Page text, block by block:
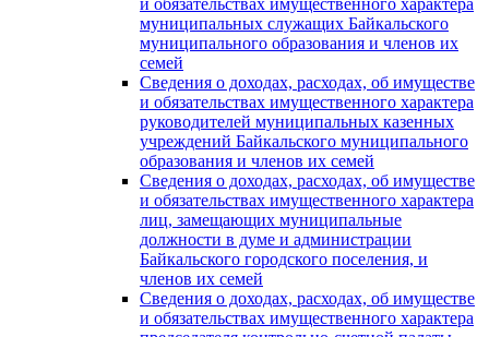
муниципальных служащих Байкальского
муниципального образования и членов их
семей
Сведения о доходах, расходах, об имуществе
и обязательствах имущественного характера
руководителей муниципальных казенных
учреждений Байкальского муниципального
образования и членов их семей
Сведения о доходах, расходах, об имуществе
и обязательствах имущественного характера
лиц, замещающих муниципальные
должности в думе и администрации
Байкальского городского поселения, и
членов их семей
Сведения о доходах, расходах, об имуществе
и обязательствах имущественного характера